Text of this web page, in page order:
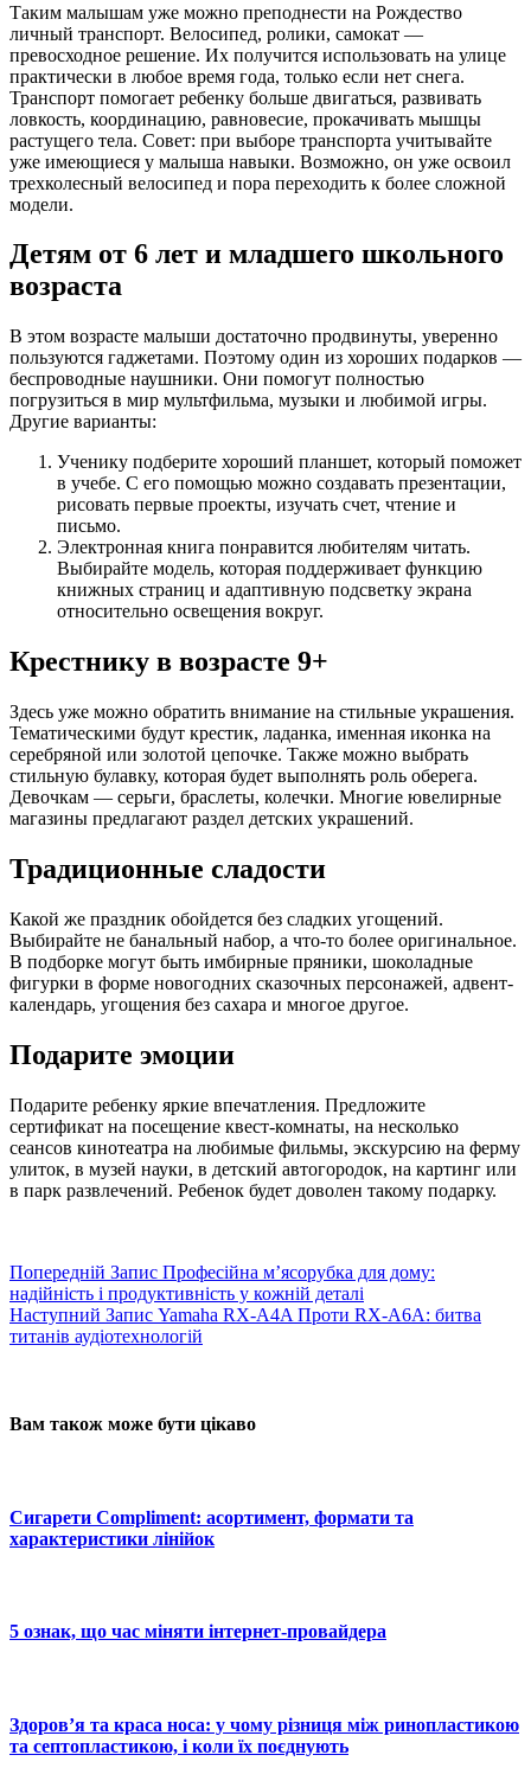
Таким малышам уже можно преподнести на Рождество
личный транспорт. Велосипед, ролики, самокат —
превосходное решение. Их получится использовать на улице
практически в любое время года, только если нет снега.
Транспорт помогает ребенку больше двигаться, развивать
ловкость, координацию, равновесие, прокачивать мышцы
растущего тела. Совет: при выборе транспорта учитывайте
уже имеющиеся у малыша навыки. Возможно, он уже освоил
трехколесный велосипед и пора переходить к более сложной
модели.
Детям от 6 лет и младшего школьного
возраста
В этом возрасте малыши достаточно продвинуты, уверенно
пользуются гаджетами. Поэтому один из хороших подарков —
беспроводные наушники. Они помогут полностью
погрузиться в мир мультфильма, музыки и любимой игры.
Другие варианты:
Ученику подберите хороший планшет, который поможет
в учебе. С его помощью можно создавать презентации,
рисовать первые проекты, изучать счет, чтение и
письмо.
Электронная книга понравится любителям читать.
Выбирайте модель, которая поддерживает функцию
книжных страниц и адаптивную подсветку экрана
относительно освещения вокруг.
Крестнику в возрасте 9+
Здесь уже можно обратить внимание на стильные украшения.
Тематическими будут крестик, ладанка, именная иконка на
серебряной или золотой цепочке. Также можно выбрать
стильную булавку, которая будет выполнять роль оберега.
Девочкам — серьги, браслеты, колечки. Многие ювелирные
магазины предлагают раздел детских украшений.
Традиционные сладости
Какой же праздник обойдется без сладких угощений.
Выбирайте не банальный набор, а что-то более оригинальное.
В подборке могут быть имбирные пряники, шоколадные
фигурки в форме новогодних сказочных персонажей, адвент-
календарь, угощения без сахара и многое другое.
Подарите эмоции
Подарите ребенку яркие впечатления. Предложите
сертификат на посещение квест-комнаты, на несколько
сеансов кинотеатра на любимые фильмы, экскурсию на ферму
улиток, в музей науки, в детский автогородок, на картинг или
в парк развлечений. Ребенок будет доволен такому подарку.
Попередній Запис Професійна м’ясорубка для дому:
надійність і продуктивність у кожній деталі
Наступний Запис Yamaha RX-A4A Проти RX-A6A: битва
титанів аудіотехнологій
Вам також може бути цікаво
Сигарети Compliment: асортимент, формати та
характеристики лінійок
5 ознак, що час міняти інтернет-провайдера
Здоров’я та краса носа: у чому різниця між ринопластикою
та септопластикою, і коли їх поєднують